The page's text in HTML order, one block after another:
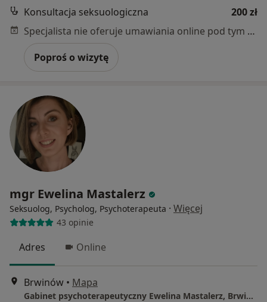
Konsultacja seksuologiczna
200 zł
Specjalista nie oferuje umawiania online pod tym adresem.
Poproś o wizytę
mgr Ewelina Mastalerz
Seksuolog, Psycholog, Psychoterapeuta · Więcej
43 opinie
Adres Online
Brwinów • Mapa
Gabinet psychoterapeutyczny Ewelina Mastalerz, Brwinów